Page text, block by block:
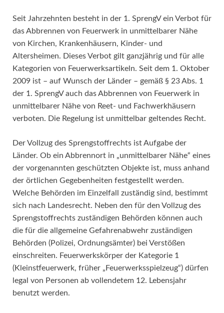
Seit Jahrzehnten besteht in der 1. SprengV ein Verbot für
das Abbrennen von Feuerwerk in unmittelbarer Nähe
von Kirchen, Krankenhäusern, Kinder- und
Altersheimen. Dieses Verbot gilt ganzjährig und für alle
Kategorien von Feuerwerksartikeln. Seit dem 1. Oktober
2009 ist – auf Wunsch der Länder – gemäß § 23 Abs. 1
der 1. SprengV auch das Abbrennen von Feuerwerk in
unmittelbarer Nähe von Reet- und Fachwerkhäusern
verboten. Die Regelung ist unmittelbar geltendes Recht.
Der Vollzug des Sprengstoffrechts ist Aufgabe der
Länder. Ob ein Abbrennort in „unmittelbarer Nähe“ eines
der vorgenannten geschützten Objekte ist, muss anhand
der örtlichen Gegebenheiten festgestellt werden.
Welche Behörden im Einzelfall zuständig sind, bestimmt
sich nach Landesrecht. Neben den für den Vollzug des
Sprengstoffrechts zuständigen Behörden können auch
die für die allgemeine Gefahrenabwehr zuständigen
Behörden (Polizei, Ordnungsämter) bei Verstößen
einschreiten. Feuerwerkskörper der Kategorie 1
(Kleinstfeuerwerk, früher „Feuerwerksspielzeug“) dürfen
legal von Personen ab vollendetem 12. Lebensjahr
benutzt werden.